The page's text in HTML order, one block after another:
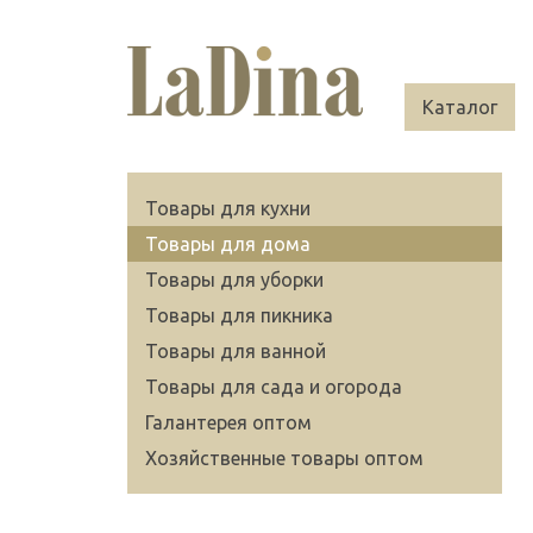
Каталог
Товары для кухни
Товары для дома
Товары для уборки
Товары для пикника
Товары для ванной
Товары для сада и огорода
Галантерея оптом
Хозяйственные товары оптом